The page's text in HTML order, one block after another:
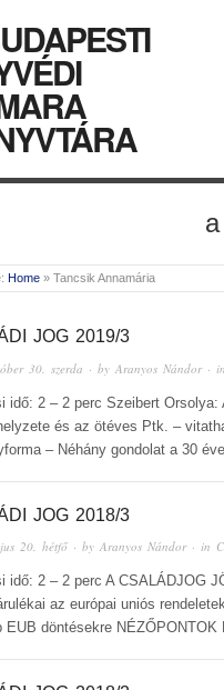
Home » Tancsik Annamária
JOG 2019/3
30. szerda · by Aranyos Nándor· in
idő: 2 – 2 perc Szeibert
és az ötéves Ptk. –
– Néhány gondolat a 30
JOG 2018/3
20. hétfő · by Aranyos Nándor· in
idő: 2 – 2 perc A CSALÁDJOG
az európai uniós
EUB döntésekre